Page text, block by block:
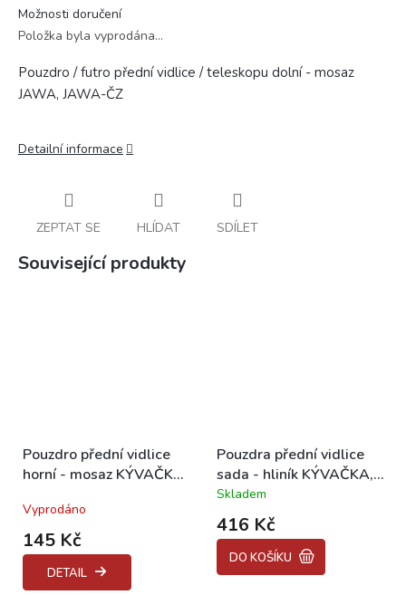
Možnosti doručení
Položka byla vyprodána…
Pouzdro / futro přední vidlice / teleskopu dolní - mosaz
JAWA, JAWA-ČZ
Detailní informace
ZEPTAT SE HLÍDAT SDÍLET
Související produkty
Pouzdro přední vidlice
horní - mosaz KÝVAČKA,
ČZ
Vyprodáno
145 Kč
DETAIL
Pouzdra přední vidlice
sada - hliník KÝVAČKA,
PANELKA, JAWA 634,
ČZ
Průměrné
hodnocení
produktu
je
5,0
Skladem
416 Kč
DO KOŠÍKU